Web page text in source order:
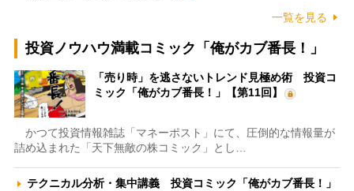
一覧を見る
投資ノウハウ満載コミック「俺がカブ番長！」
「売り時」を逃さないトレンド見極め術 投資コ
ミック「俺がカブ番長！」【第11回】
かつて投資情報雑誌「マネーポスト」にて、圧倒的な情報量が
詰め込まれた「天下無敵の株コミック」とし…
テクニカル分析・集中講義 投資コミック「俺がカブ番長！」